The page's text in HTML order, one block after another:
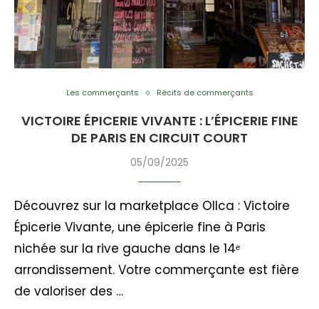
Les commerçants Récits de commerçants
VICTOIRE ÉPICERIE VIVANTE : L’ÉPICERIE FINE
DE PARIS EN CIRCUIT COURT
05/09/2025
Découvrez sur la marketplace Ollca : Victoire
Épicerie Vivante, une épicerie fine à Paris
nichée sur la rive gauche dans le 14ᵉ
arrondissement. Votre commerçante est fière
de valoriser des …